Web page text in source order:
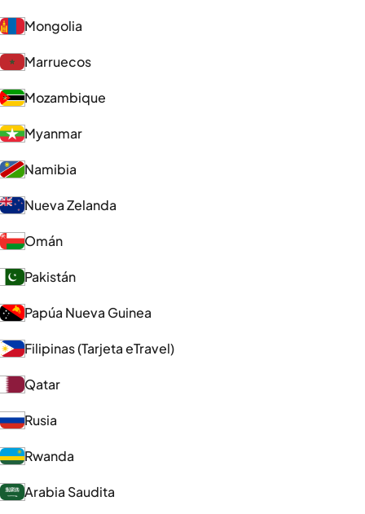
Mongolia
Marruecos
Mozambique
Myanmar
Namibia
Nueva Zelanda
Omán
Pakistán
Papúa Nueva Guinea
Filipinas (Tarjeta eTravel)
Qatar
Rusia
Rwanda
Arabia Saudita